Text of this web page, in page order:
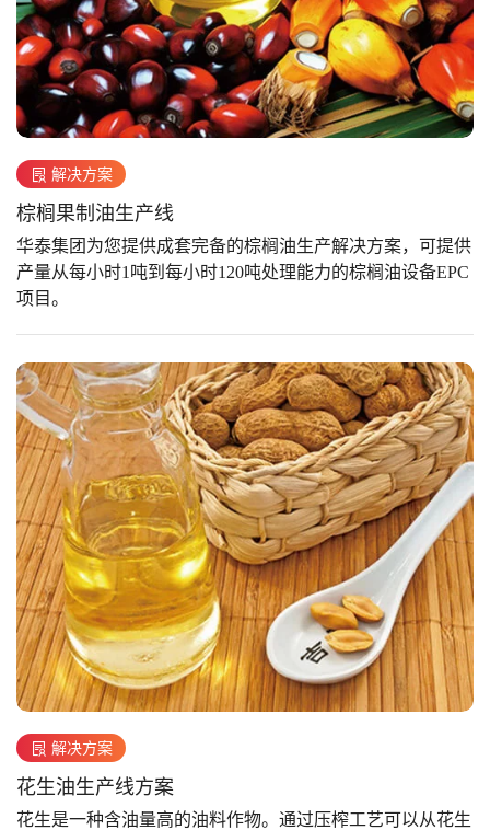
解决方案
棕榈果制油生产线
华泰集团为您提供成套完备的棕榈油生产解决方案，可提供
产量从每小时1吨到每小时120吨处理能力的棕榈油设备EPC
项目。
解决方案
花生油生产线方案
花生是一种含油量高的油料作物。通过压榨工艺可以从花生